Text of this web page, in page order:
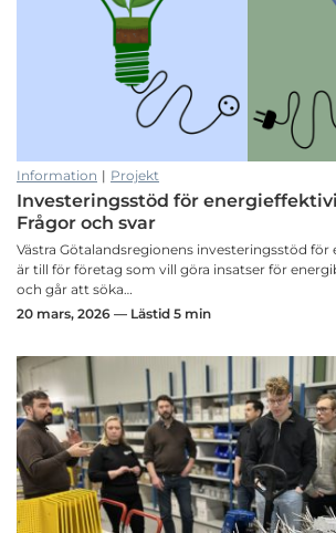
Information | Projekt
Investeringsstöd för
Frågor och svar
Västra Götalandsregionens investeringsstöd för
är till för företag som vill göra insatser för
och går att söka…
20 mars, 2026 — Lästid 5 min